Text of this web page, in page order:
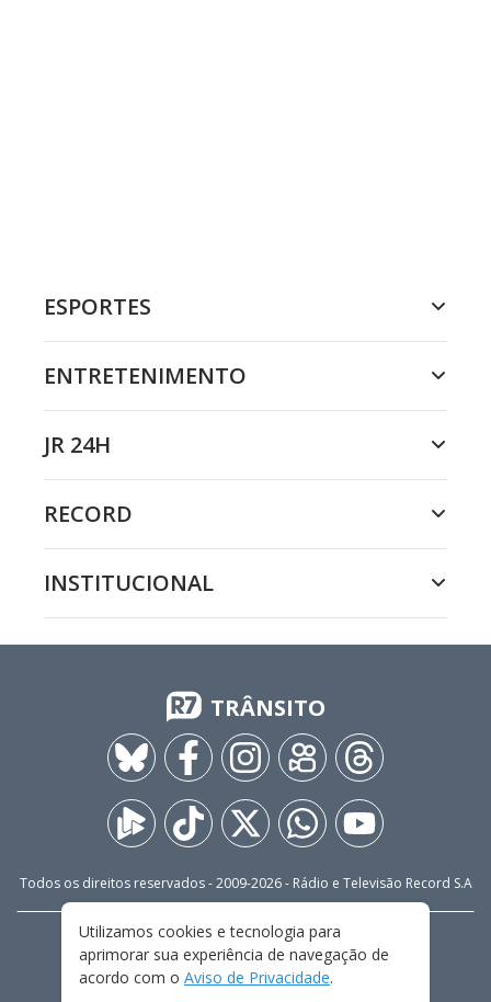
ESPORTES
ENTRETENIMENTO
JR 24H
RECORD
INSTITUCIONAL
TRÂNSITO
Todos os direitos reservados - 2009-2026- Rádio e Televisão Record S.A
FALE CONOSCO
PRIVACIDADE
TERMOS E CONDIÇÕES DE USO
Utilizamos cookies e tecnologia para
aprimorar sua experiência de navegação de
acordo com o Aviso de Privacidade.